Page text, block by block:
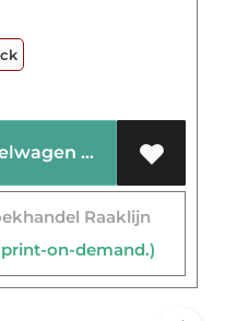
Voeg toe aan mijn winkelwagen
Raaklijn
on-demand.)